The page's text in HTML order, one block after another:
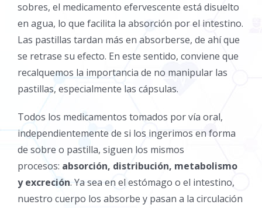
sobres, el medicamento efervescente está disuelto
en agua, lo que facilita la absorción por el intestino.
Las pastillas tardan más en absorberse, de ahí que
se retrase su efecto. En este sentido, conviene que
recalquemos la importancia de no manipular las
pastillas, especialmente las cápsulas.
Todos los medicamentos tomados por vía oral,
independientemente de si los ingerimos en forma
de sobre o pastilla, siguen los mismos
procesos: absorción, distribución, metabolismo
y excreción. Ya sea en el estómago o el intestino,
nuestro cuerpo los absorbe y pasan a la circulación